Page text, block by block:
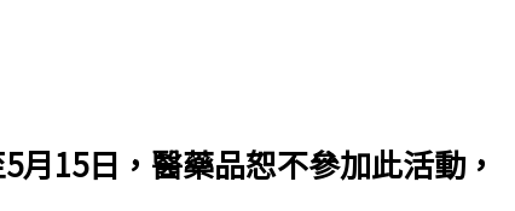
月15日，醫藥品恕不參加此活動，